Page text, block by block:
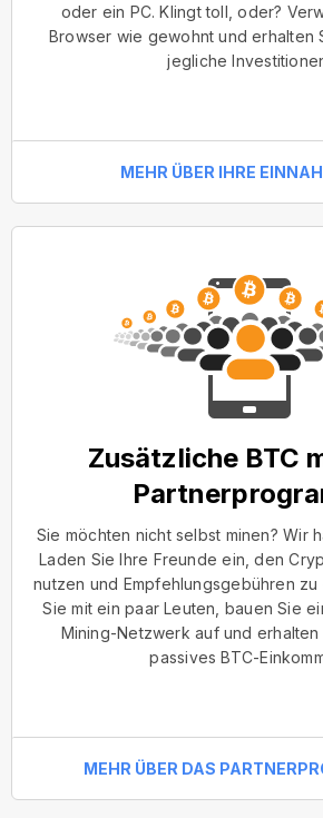
oder ein PC. Klingt toll, oder?
Browser wie gewohnt und erhalten
jegliche
MEHR ÜBER IHRE
Zusätzliche BTC
Sie möchten nicht selbst minen? Wir
Laden Sie Ihre Freunde ein, den
nutzen und Empfehlungsgebühren zu
Sie mit ein paar Leuten, bauen Sie
Mining-Netzwerk auf und erhalten
passives BTC-
MEHR ÜBER DAS